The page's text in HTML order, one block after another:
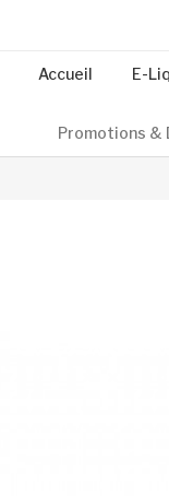
Accueil E-
Promotions &